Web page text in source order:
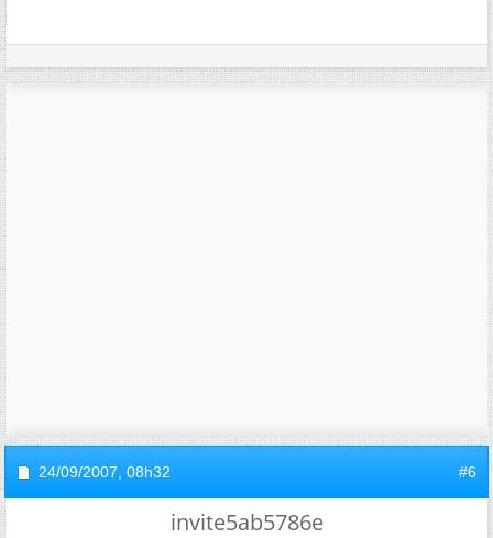
24/09/2007, 08h32 #6
invite5ab5786e